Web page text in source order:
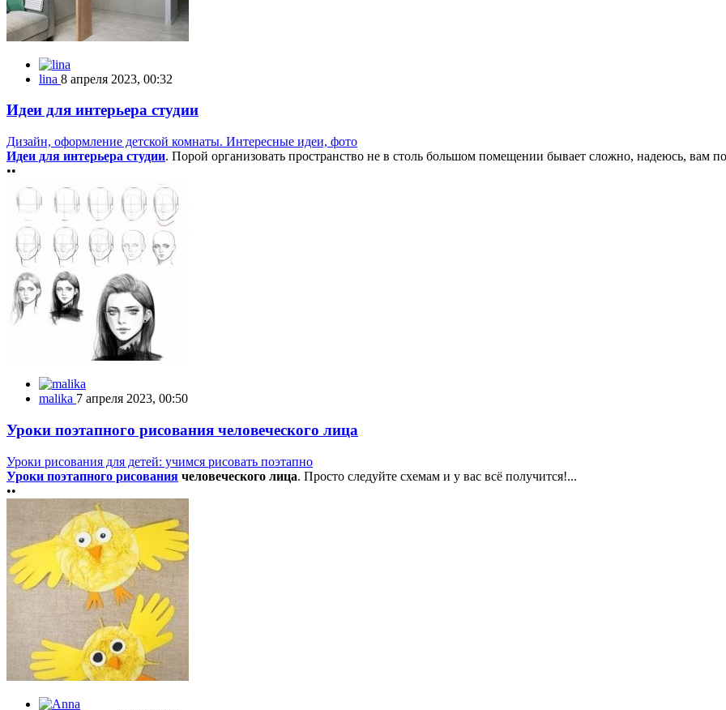
lina 8 апреля 2023, 00:32
Идеи для интерьера студии
Дизайн, оформление детской комнаты. Интересные идеи, фото
Идеи для интерьера студии. Порой организовать пространство не в столь большом помещении бывает сложно, надеюсь, вам
••
malika 7 апреля 2023, 00:50
Уроки поэтапного рисования человеческого лица
Уроки рисования для детей: учимся рисовать поэтапно
Уроки поэтапного рисования человеческого лица. Просто следуйте схемам и у вас всё получится!...
••